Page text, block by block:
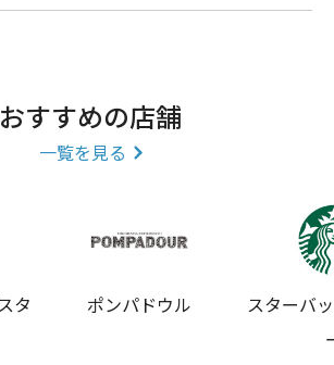
おすすめの店舗
一覧を見る
タ
ポンパドウル
スターバ